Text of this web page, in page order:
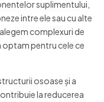
suplimentului,
intre ele sau cu alte
complexuri de
optam pentru cele ce
osoase și a
la reducerea